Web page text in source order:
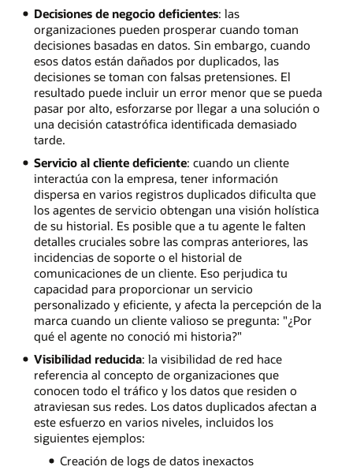
Decisiones de negocio deficientes: las
organizaciones pueden prosperar cuando toman
decisiones basadas en datos. Sin embargo, cuando
esos datos están dañados por duplicados, las
decisiones se toman con falsas pretensiones. El
resultado puede incluir un error menor que se pueda
pasar por alto, esforzarse por llegar a una solución o
una decisión catastrófica identificada demasiado
tarde.
Servicio al cliente deficiente: cuando un cliente
interactúa con la empresa, tener información
dispersa en varios registros duplicados dificulta que
los agentes de servicio obtengan una visión holística
de su historial. Es posible que a tu agente le falten
detalles cruciales sobre las compras anteriores, las
incidencias de soporte o el historial de
comunicaciones de un cliente. Eso perjudica tu
capacidad para proporcionar un servicio
personalizado y eficiente, y afecta la percepción de la
marca cuando un cliente valioso se pregunta: "¿Por
qué el agente no conoció mi historia?"
Visibilidad reducida: la visibilidad de red hace
referencia al concepto de organizaciones que
conocen todo el tráfico y los datos que residen o
atraviesan sus redes. Los datos duplicados afectan a
este esfuerzo en varios niveles, incluidos los
siguientes ejemplos:
Creación de logs de datos inexactos